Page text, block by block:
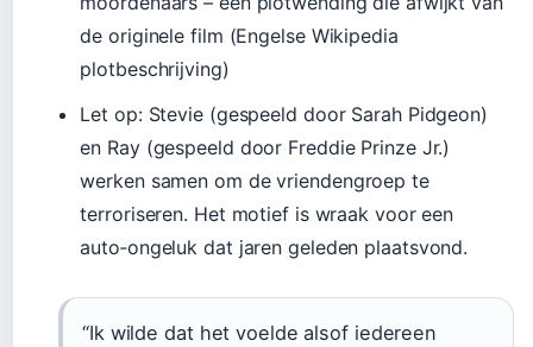
de originele film (Engelse Wikipedia
plotbeschrijving)
Let op: Stevie (gespeeld door Sarah Pidgeon)
en Ray (gespeeld door Freddie Prinze Jr.)
werken samen om de vriendengroep te
terroriseren. Het motief is wraak voor een
auto‑ongeluk dat jaren geleden plaatsvond.
“Ik wilde dat het voelde alsof iedereen